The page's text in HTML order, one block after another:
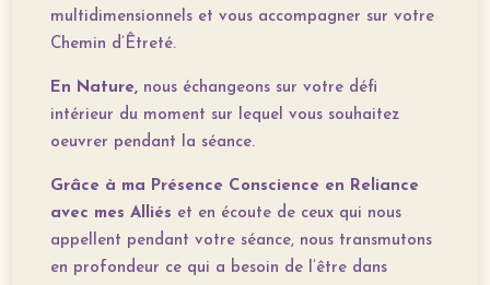
multidimensionnels et vous accompagner sur votre
Chemin d’Êtreté.
En Nature, nous échangeons sur votre défi
intérieur du moment sur lequel vous souhaitez
oeuvrer pendant la séance.
Grâce à ma Présence Conscience en Reliance
avec mes Alliés et en écoute de ceux qui nous
appellent pendant votre séance, nous transmutons
en profondeur ce qui a besoin de l’être dans